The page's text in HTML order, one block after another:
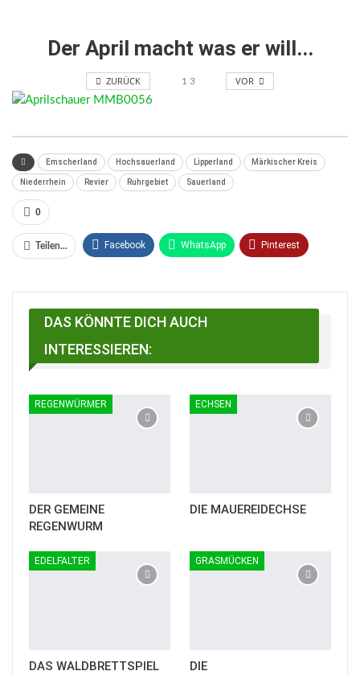
Der April macht was er will...
ZURÜCK 1 3 VOR
Emscherland Hochsauerland Lipperland Märkischer Kreis
Niederrhein Revier Ruhrgebiet Sauerland
0
Teilen... Facebook WhatsApp Pinterest
Facebook Messenger
DAS KÖNNTE DICH AUCH
INTERESSIEREN:
REGENWÜRMER
DER GEMEINE
REGENWURM
ECHSEN
DIE MAUEREIDECHSE
EDELFALTER
DAS WALDBRETTSPIEL
GRASMÜCKEN
DIE